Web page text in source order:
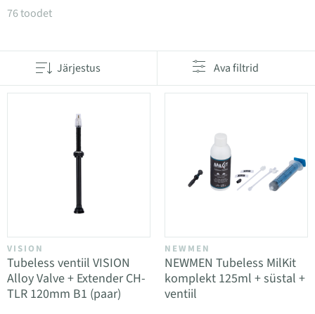
Tooted kategoorias Rehvitarvikud
76 toodet
Järjestus Ava filtrid
VISION
Tubeless ventiil VISION
Alloy Valve + Extender CH-
TLR 120mm B1 (paar)
NEWMEN
NEWMEN Tubeless MilKit
komplekt 125ml + süstal +
ventiil